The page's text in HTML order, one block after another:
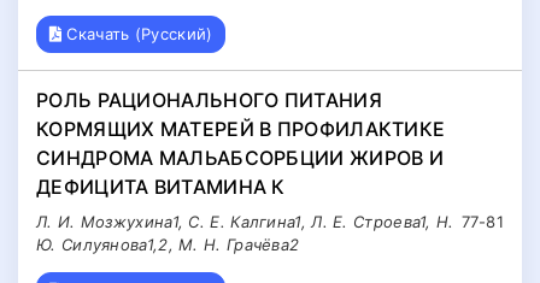
Скачать (Русский)
РОЛЬ РАЦИОНАЛЬНОГО ПИТАНИЯ
КОРМЯЩИХ МАТЕРЕЙ В ПРОФИЛАКТИКЕ
СИНДРОМА МАЛЬАБСОРБЦИИ ЖИРОВ И
ДЕФИЦИТА ВИТАМИНА К
77-81
Л. И. Мозжухина1, С. Е. Калгина1, Л. Е. Строева1, Н.
Ю. Силуянова1,2, М. Н. Грачёва2